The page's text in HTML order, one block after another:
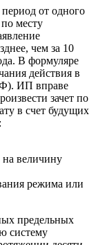
от одного
месту
чем за 10
В формуляре
действия в
ИП вправе
зачет по
в счет будущих
:
величину
режима или
предельных
систему